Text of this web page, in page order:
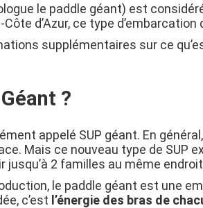
le paddle géant) est
d’Azur, ce type
supplémentaires sur ce
?
appelé SUP géant. En
Mais ce nouveau type de SUP
jusqu’à 2 familles au même endroit
le paddle géant est une
c’est l’énergie des bras de